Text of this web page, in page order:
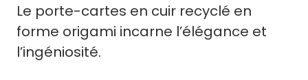
Le porte-cartes en cuir recyclé en
forme origami incarne l’élégance et
l’ingéniosité.